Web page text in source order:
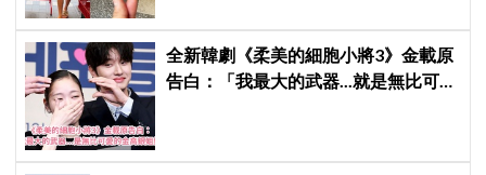
全新韓劇《柔美的細胞小將3》金載原
告白：「我最大的武器...就是無比可愛